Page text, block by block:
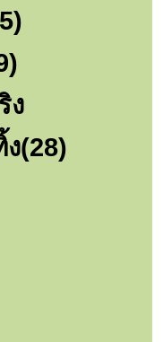
ง
(28)